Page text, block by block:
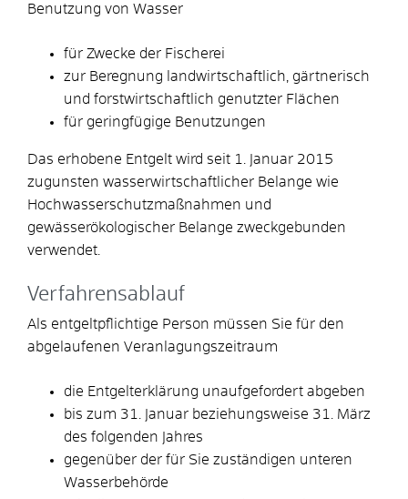
Benutzung von Wasser
für Zwecke der Fischerei
zur Beregnung landwirtschaftlich, gärtnerisch
und forstwirtschaftlich genutzter Flächen
für geringfügige Benutzungen
Das erhobene Entgelt wird seit 1. Januar 2015
zugunsten wasserwirtschaftlicher Belange wie
Hochwasserschutzmaßnahmen und
gewässerökologischer Belange zweckgebunden
verwendet.
Verfahrensablauf
Als entgeltpflichtige Person müssen Sie für den
abgelaufenen Veranlagungszeitraum
die Entgelterklärung unaufgefordert abgeben
bis zum 31. Januar beziehungsweise 31. März
des folgenden Jahres
gegenüber der für Sie zuständigen unteren
Wasserbehörde